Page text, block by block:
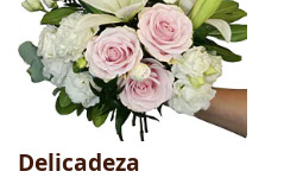
Delicadeza